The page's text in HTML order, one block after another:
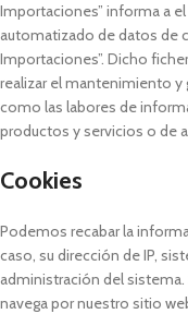
Importaciones” informa a
automatizado de datos de
Importaciones”. Dicho
realizar el mantenimiento y
como las labores de
productos y servicios o de
Cookies
Podemos recabar la
caso, su dirección de IP,
administración del
navega por nuestro sitio